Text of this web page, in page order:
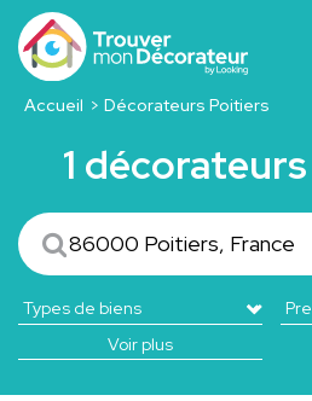
Accueil Décorateurs Poitiers
1
Voir plus